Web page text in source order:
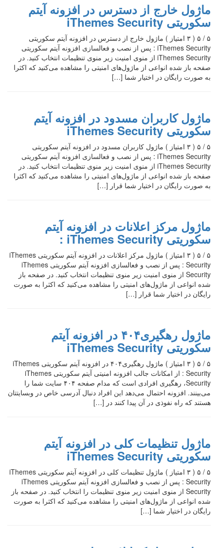
ماژول خارج از دسترس در افزونه آیتم
سکوریتی iThemes Security
۵ / ۵ ( ۳ امتیاز ) ماژول خارج از دسترس در افزونه آیتم سکوریتی
iThemes Security : پس از نصب و فعالسازی افزونه آیتم سکوریتی
iThemes Security از منوی امنیت زیر منوی تنظیمات انتخاب کنید. در
صفحه باز شده انواعی از ماژول‌های امنیتی را مشاهده می‌کنید که اکثرا
به صورت رایگان در اختیار شما […]
ماژول کاربران مسدود در افزونه آیتم
سکوریتی iThemes Security
۵ / ۵ ( ۳ امتیاز ) ماژول کاربران مسدود در افزونه آیتم سکوریتی
iThemes Security : پس از نصب و فعالسازی افزونه آیتم سکوریتی
iThemes Security از منوی امنیت زیر منوی تنظیمات انتخاب کنید. در
صفحه باز شده انواعی از ماژول‌های امنیتی را مشاهده می‌کنید که اکثرا
به صورت رایگان در اختیار شما قرار […]
ماژول مرکز اعلانات در افزونه آیتم
سکوریتی iThemes Security :
۵ / ۵ ( ۳ امتیاز ) ماژول مرکز اعلانات در افزونه آیتم سکوریتی iThemes
Security : پس از نصب و فعالسازی افزونه آیتم سکوریتی iThemes
Security از منوی امنیت زیر منوی تنظیمات انتخاب کنید. در صفحه باز
شده انواعی از ماژول‌های امنیتی را مشاهده می‌کنید که اکثرا به صورت
رایگان در اختیار شما قرار […]
ماژول رهگیری۴۰۴ در افزونه آیتم
سکوریتی iThemes Security
۵ / ۵ ( ۳ امتیاز ) ماژول رهگیری۴۰۴ در افزونه آیتم سکوریتی iThemes
Security : از امکانات جالب افزونه امنیتی آیتم سکوریتی iThemes
Security، رهگیری افرادی است که مدام صفحه ۴۰۴ سایت شما را
می‌بینند. افزونه احتمال می‌دهد این افراد دنبال آدرسی خاص در وبسایتتان
هستند که راه نفوذی در آن پیدا کنند در […]
ماژول تنظیمات کلی در افزونه آیتم
سکوریتی iThemes Security
۵ / ۵ ( ۳ امتیاز ) ماژول تنظیمات کلی در افزونه آیتم سکوریتی iThemes
Security : پس از نصب و فعالسازی افزونه آیتم سکوریتی iThemes
Security از منوی امنیت زیر منوی تنظیمات را انتخاب کنید. در صفحه باز
شده انواعی از ماژول‌های امنیتی را مشاهده می‌کنید که اکثرا به صورت
رایگان در اختیار شما […]